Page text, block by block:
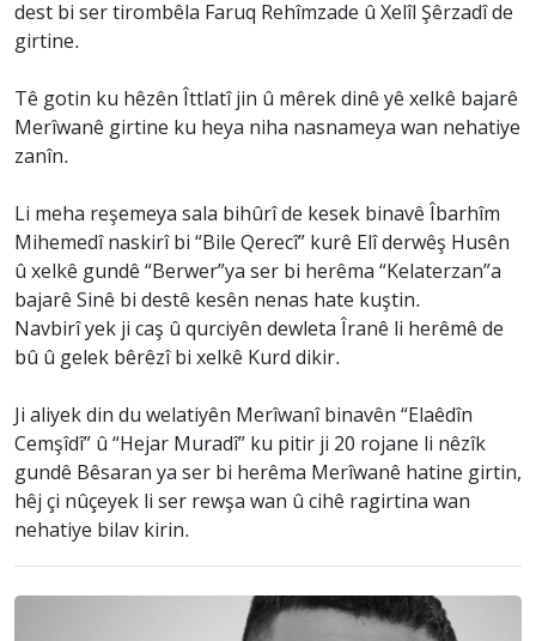
dest bi ser tirombêla Faruq Rehîmzade û Xelîl Şêrzadî de
girtine.
Tê gotin ku hêzên Îttlatî jin û mêrek dinê yê xelkê bajarê
Merîwanê girtine ku heya niha nasnameya wan nehatiye
zanîn.
Li meha reşemeya sala bihûrî de kesek binavê Îbarhîm
Mihemedî naskirî bi “Bile Qerecî” kurê Elî derwêş Husên
û xelkê gundê “Berwer”ya ser bi herêma “Kelaterzan”a
bajarê Sinê bi destê kesên nenas hate kuştin.
Navbirî yek ji caş û qurciyên dewleta Îranê li herêmê de
bû û gelek bêrêzî bi xelkê Kurd dikir.
Ji aliyek din du welatiyên Merîwanî binavên “Elaêdîn
Cemşîdî” û “Hejar Muradî” ku pitir ji 20 rojane li nêzîk
gundê Bêsaran ya ser bi herêma Merîwanê hatine girtin,
hêj çi nûçeyek li ser rewşa wan û cihê ragirtina wan
nehatiye bilav kirin.